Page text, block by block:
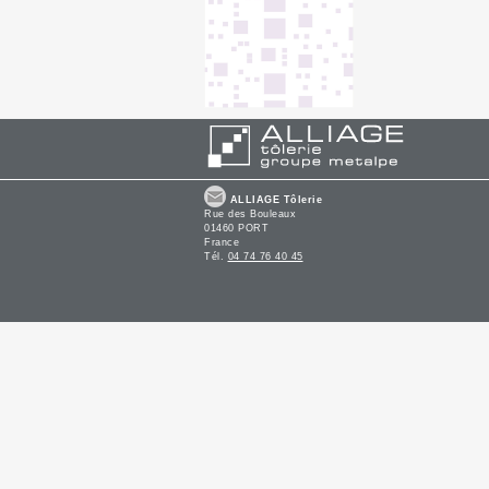
ALLIAGE Tôlerie
Rue des Bouleaux
01460 PORT
France
Tél. 04 74 76 40 45